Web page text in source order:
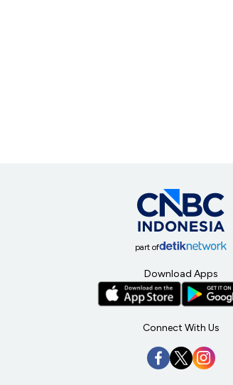
part of
Download Apps
Connect With Us